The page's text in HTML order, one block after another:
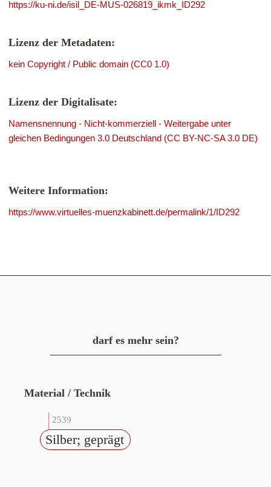
https://ku-ni.de/isil_DE-MUS-026819_ikmk_ID292
Lizenz der Metadaten:
kein Copyright / Public domain (CC0 1.0)
Lizenz der Digitalisate:
Namensnennung - Nicht-kommerziell - Weitergabe unter
gleichen Bedingungen 3.0 Deutschland (CC BY-NC-SA 3.0 DE)
Weitere Information:
https://www.virtuelles-muenzkabinett.de/permalink/1/ID292
darf es mehr sein?
Material / Technik
2539
Silber; geprägt